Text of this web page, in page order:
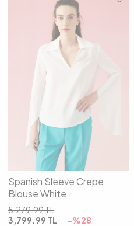
40
Spanish Sleeve Crepe
Blouse White
5,279.99TL
3,799.99 TL -%28